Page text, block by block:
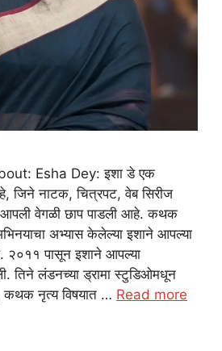
Esha Dey: इशा डे एक
जिने नाटक, चित्रपट, वेब सिरीज
आपली वेगळी छाप पाडली आहे. कथक
अभ्यास केलेल्या इशाने आपल्या
पासून इशाने आपल्या
तिने लंडनच्या ड्रामा स्टुडिओमधून
कथक नृत्य विषयात … Read more